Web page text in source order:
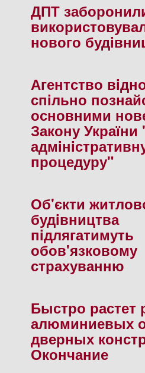
ДПТ
нового
Агентство
спiльно
основними
Закону
процедуру"
Об'єкти
будiвництва
пiдлягатимуть
обов'язковому
страхуванню
Быстро растет
алюминиевых
дверных
Окончание